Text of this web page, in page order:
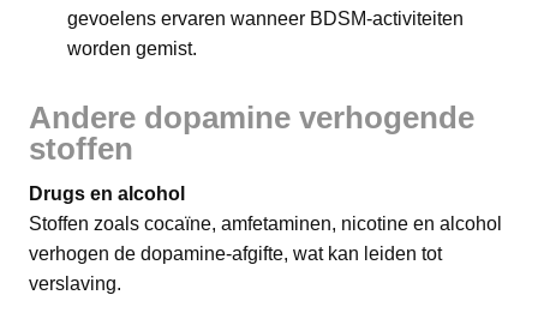
gevoelens ervaren wanneer BDSM-activiteiten
worden gemist.
Andere dopamine verhogende
stoffen
Drugs en alcohol
Stoffen zoals cocaïne, amfetaminen, nicotine en alcohol
verhogen de dopamine-afgifte, wat kan leiden tot
verslaving.